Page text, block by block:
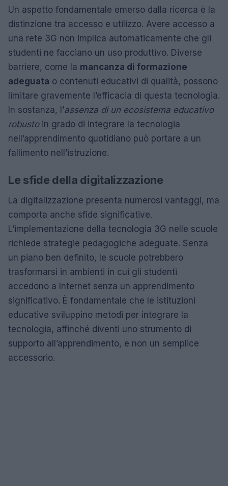
Un aspetto fondamentale emerso dalla ricerca è la
distinzione tra accesso e utilizzo. Avere accesso a
una rete 3G non implica automaticamente che gli
studenti ne facciano un uso produttivo. Diverse
barriere, come la mancanza di formazione
adeguata o contenuti educativi di qualità, possono
limitare gravemente l’efficacia di questa tecnologia.
In sostanza, l’assenza di un ecosistema educativo
robustoin grado di integrare la tecnologia
nell’apprendimento quotidiano può portare a un
fallimento nell’istruzione.
Le sfide della digitalizzazione
La digitalizzazione presenta numerosi vantaggi, ma
comporta anche sfide significative.
L’implementazione della tecnologia 3G nelle scuole
richiede strategie pedagogiche adeguate. Senza
un piano ben definito, le scuole potrebbero
trasformarsi in ambienti in cui gli studenti
accedono a Internet senza un apprendimento
significativo. È fondamentale che le istituzioni
educative sviluppino metodi per integrare la
tecnologia, affinché diventi uno strumento di
supporto all’apprendimento, e non un semplice
accessorio.